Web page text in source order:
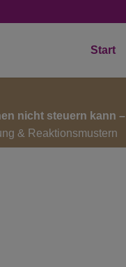
Start
nicht steuern kann –
& Reaktionsmustern